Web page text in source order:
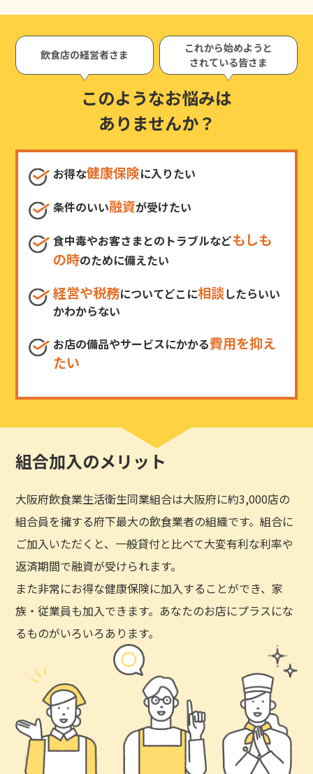
飲食店の経営者さま
これから始めようと
されている皆さま
このようなお悩みは
ありませんか？
お得な健康保険に入りたい
条件のいい融資が受けたい
食中毒やお客さまとのトラブルなどもしも
の時のために備えたい
経営や税務についてどこに相談したらいい
かわからない
お店の備品やサービスにかかる費用を抑え
たい
組合加入のメリット
大阪府飲食業生活衛生同業組合は大阪府に約3,000店の
組合員を擁する府下最大の飲食業者の組織です。組合に
ご加入いただくと、一般貸付と比べて大変有利な利率や
返済期間で融資が受けられます。
また非常にお得な健康保険に加入することができ、家
族・従業員も加入できます。あなたのお店にプラスにな
るものがいろいろあります。